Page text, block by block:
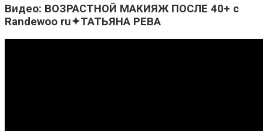
Видео: ВОЗРАСТНОЙ МАКИЯЖ ПОСЛЕ 40+ с
Randewoo ru✦ТАТЬЯНА РЕВА